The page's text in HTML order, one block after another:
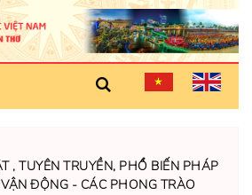
, TUYÊN TRUYỀN, PHỔ BIẾN PHÁP
ĐỘNG - CÁC PHONG TRÀO